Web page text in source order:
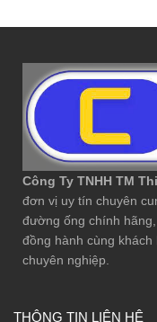
Công Ty TNHH TM
đơn vị uy tín chuyên
đường ống chính
đồng hành cùng
chuyên nghiệp.
THÔNG TIN LIÊN HỆ